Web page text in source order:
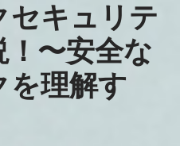
セキュリテ
！〜安全な
を理解す